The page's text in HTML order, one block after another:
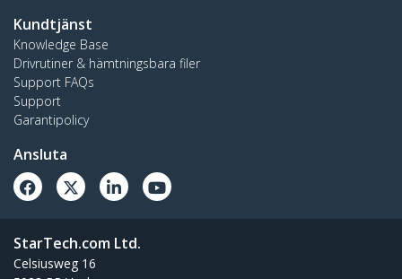
Kundtjänst
Knowledge Base
Drivrutiner & hämtningsbara filer
Support FAQs
Support
Garantipolicy
Ansluta
StarTech.com Ltd.
Celsiusweg 16